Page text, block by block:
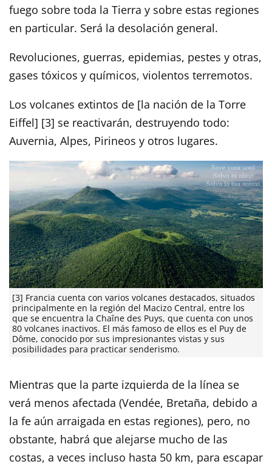
fuego sobre toda la Tierra y sobre estas regiones
en particular. Será la desolación general.
Revoluciones, guerras, epidemias, pestes y otras,
gases tóxicos y químicos, violentos terremotos.
Los volcanes extintos de [la nación de la Torre
Eiffel] [3] se reactivarán, destruyendo todo:
Auvernia, Alpes, Pirineos y otros lugares.
[3] Francia cuenta con varios volcanes destacados, situados
principalmente en la región del Macizo Central, entre los
que se encuentra la Chaîne des Puys, que cuenta con unos
80 volcanes inactivos. El más famoso de ellos es el Puy de
Dôme, conocido por sus impresionantes vistas y sus
posibilidades para practicar senderismo.
Mientras que la parte izquierda de la línea se
verá menos afectada (Vendée, Bretaña, debido a
la fe aún arraigada en estas regiones), pero, no
obstante, habrá que alejarse mucho de las
costas, a veces incluso hasta 50 km, para escapar